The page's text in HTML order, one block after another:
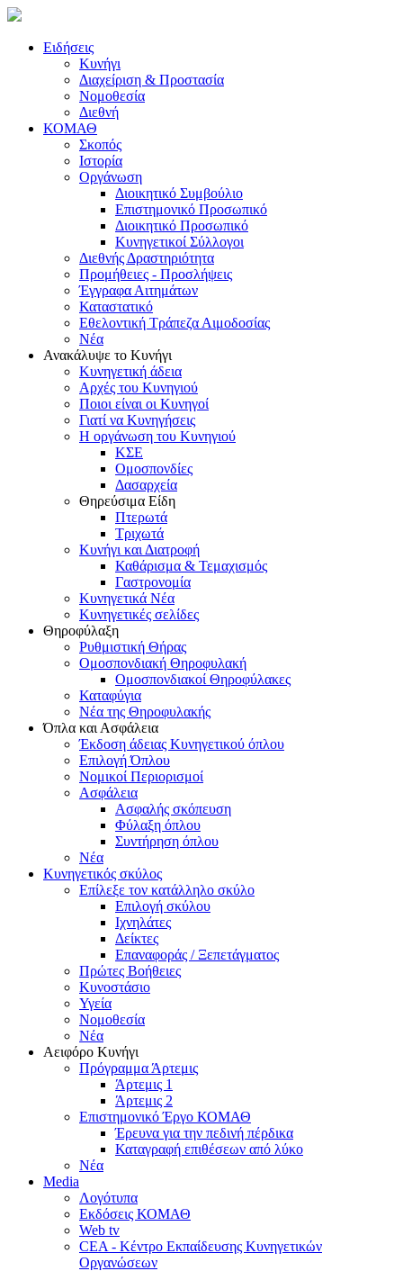
Ειδήσεις
Κυνήγι
Διαχείριση & Προστασία
Νομοθεσία
Διεθνή
ΚΟΜΑΘ
Σκοπός
Ιστορία
Οργάνωση
Διοικητικό Συμβούλιο
Επιστημονικό Προσωπικό
Διοικητικό Προσωπικό
Κυνηγετικοί Σύλλογοι
Διεθνής Δραστηριότητα
Προμήθειες - Προσλήψεις
Έγγραφα Αιτημάτων
Καταστατικό
Εθελοντική Τράπεζα Αιμοδοσίας
Νέα
Ανακάλυψε το Κυνήγι
Κυνηγετική άδεια
Αρχές του Κυνηγιού
Ποιοι είναι οι Κυνηγοί
Γιατί να Κυνηγήσεις
Η οργάνωση του Κυνηγιού
ΚΣΕ
Ομοσπονδίες
Δασαρχεία
Θηρεύσιμα Είδη
Πτερωτά
Τριχωτά
Κυνήγι και Διατροφή
Καθάρισμα & Τεμαχισμός
Γαστρονομία
Κυνηγετικά Νέα
Κυνηγετικές σελίδες
Θηροφύλαξη
Ρυθμιστική Θήρας
Ομοσπονδιακή Θηροφυλακή
Oμοσπονδιακοί Θηροφύλακες
Καταφύγια
Νέα της Θηροφυλακής
Όπλα και Ασφάλεια
Έκδοση άδειας Κυνηγετικού όπλου
Επιλογή Όπλου
Νομικοί Περιορισμοί
Ασφάλεια
Ασφαλής σκόπευση
Φύλαξη όπλου
Συντήρηση όπλου
Νέα
Κυνηγετικός σκύλος
Επίλεξε τον κατάλληλο σκύλο
Επιλογή σκύλου
Ιχνηλάτες
Δείκτες
Επαναφοράς / Ξεπετάγματος
Πρώτες Βοήθειες
Κυνοστάσιο
Υγεία
Νομοθεσία
Νέα
Αειφόρο Κυνήγι
Πρόγραμμα Άρτεμις
Άρτεμις 1
Άρτεμις 2
Επιστημονικό Έργο ΚΟΜΑΘ
Έρευνα για την πεδινή πέρδικα
Καταγραφή επιθέσεων από λύκο
Νέα
Media
Λογότυπα
Εκδόσεις ΚΟΜΑΘ
Web tv
CEA - Κέντρο Εκπαίδευσης Κυνηγετικών
Οργανώσεων